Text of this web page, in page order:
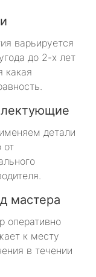
варьируется
до 2-х лет
какая
детали
от
мастера
оперативно
к месту
в течении